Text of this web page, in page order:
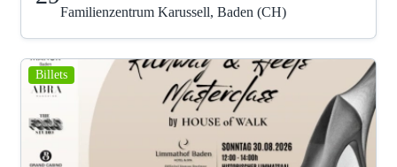
Familienzentrum Karussell, Baden (CH)
Billets